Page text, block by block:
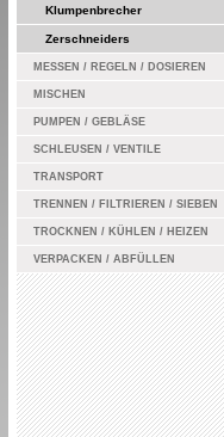
Klumpenbrecher
Zerschneiders
MESSEN / REGELN / DOSIEREN
MISCHEN
PUMPEN / GEBLÄSE
SCHLEUSEN / VENTILE
TRANSPORT
TRENNEN / FILTRIEREN / SIEBEN
TROCKNEN / KÜHLEN / HEIZEN
VERPACKEN / ABFÜLLEN